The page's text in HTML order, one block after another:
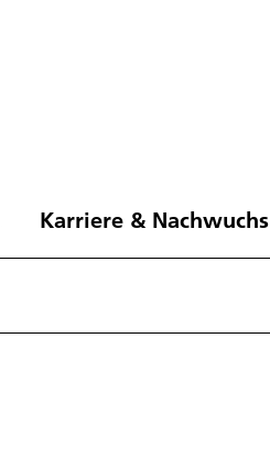
Karriere & Nachwuchs